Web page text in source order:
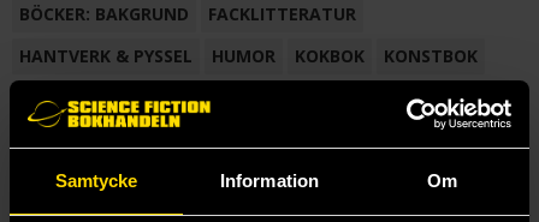
Samtycke Information Om
BÖCKER: BAKGRUND
FACKLITTERATUR
HANTVERK & PYSSEL
HUMOR KOKBOK
KONSTBOK
KORTROMAN
LÄROBOK
NOVELL
SAMLINGSVOLYM
TECKNA & MÅLA TECKNAD SERIE